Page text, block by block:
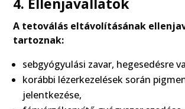
A tetoválás eltávolításának
tartoznak:
sebgyógyulási zavar, hegesedésre
korábbi lézerkezelések során
jelentkezése,